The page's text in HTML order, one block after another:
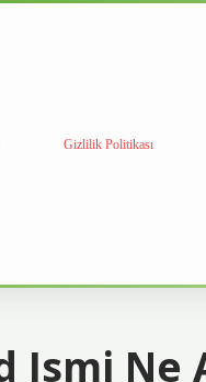
Gizlilik Politikası
Ismi Ne